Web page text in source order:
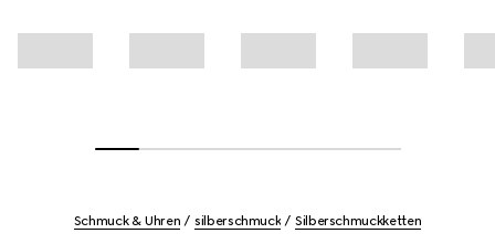
Schmuck & Uhren silberschmuck Silberschmuckketten